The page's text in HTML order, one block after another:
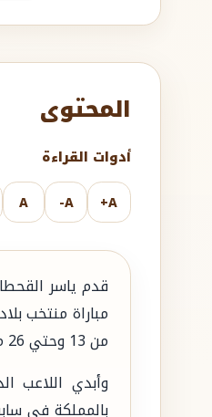
المحتوى
أدوات القراءة
A+
A-
A
قدم ياسر
مباراة منتخب
من 13 وحتي 26 من الشهر الجاري.
وأبدي اللاعب
بالمملكة في